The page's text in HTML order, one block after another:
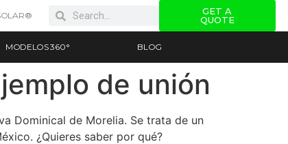
GET A
QUOTE
MODELOS 360° BLOG
de unión
Dominical de Morelia. Se trata de un
¿Quieres saber por qué?